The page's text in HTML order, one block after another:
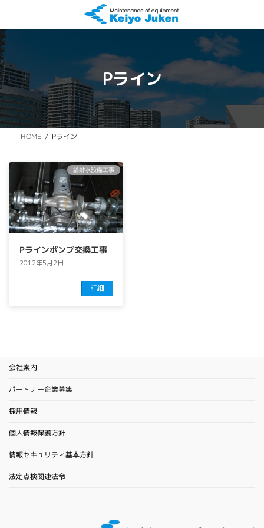
テ
ン
ツ
へ
ス
キ
ッ
プ
ゲ
ー
シ
ョ
ン
に
移
動
Pライン
HOME Pライン
給排水設備工事
Pラインポンプ交換工事
2012年5月2日
詳細
会社案内
パートナー企業募集
採用情報
個人情報保護方針
情報セキュリティ基本方針
法定点検関連法令